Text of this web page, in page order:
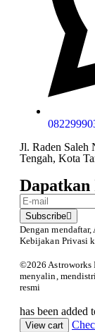
Jl. Raden
Tengah, Kota
Subscribe
Dengan mendaftar,
Kebijakan Privasi
©️2026 Astroworks
menyalin,
resmi
has been added
View cart